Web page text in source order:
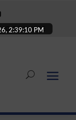
BRUNETE
2:39:11 PM